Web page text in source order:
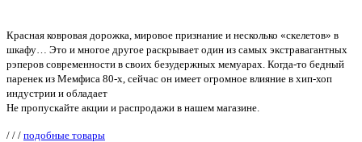
Красная ковровая дорожка, мировое признание и несколько «скелетов» в
шкафу… Это и многое другое раскрывает один из самых экстравагантных
рэперов современности в своих безудержных мемуарах. Когда-то бедный
паренек из Мемфиса 80-х, сейчас он имеет огромное влияние в хип-хоп
индустрии и обладает
Не пропускайте акции и распродажи в нашем магазине.
/ / / подобные товары